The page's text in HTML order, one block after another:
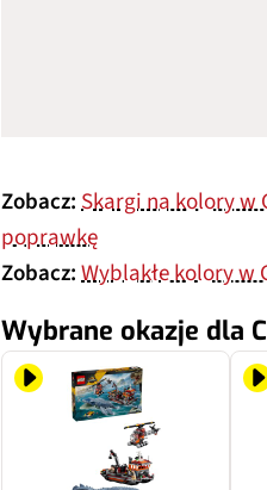
Zobacz:Skargi na kolory w
poprawkę
Zobacz:Wyblakłe kolory w
Wybrane okazje dla